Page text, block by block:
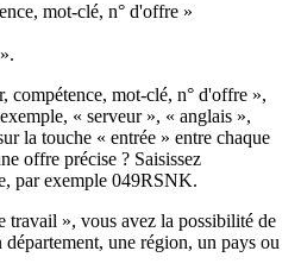
mot-clé, n° d'offre »
compétence, mot-clé, n° d'offre »,
« serveur », « anglais »,
la touche « entrée » entre chaque
offre précise ? Saisissez
par exemple 049RSNK.
travail », vous avez la possibilité de
une région, un pays ou